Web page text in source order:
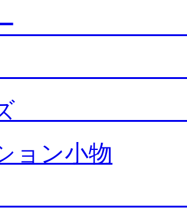
タ
ー
ョン小物
ッ